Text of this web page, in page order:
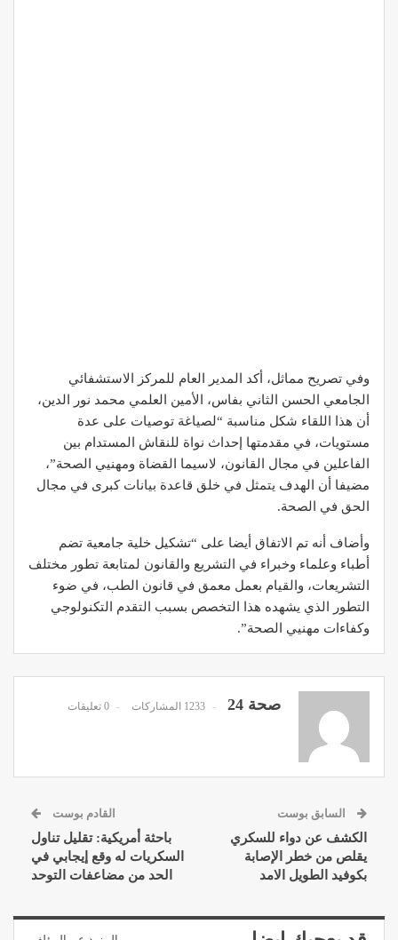
وفي تصريح مماثل، أكد المدير العام للمركز الاستشفائي
الجامعي الحسن الثاني بفاس، الأمين العلمي محمد نور الدين،
أن هذا اللقاء شكل مناسبة “لصياغة توصيات على عدة
مستويات، في مقدمتها إحداث نواة للنقاش المستدام بين
الفاعلين في مجال القانون، لاسيما القضاة ومهنيي الصحة”،
مضيفا أن الهدف يتمثل في خلق قاعدة بيانات كبرى في مجال
الحق في الصحة.
وأضاف أنه تم الاتفاق أيضا على “تشكيل خلية جامعية تضم
أطباء وعلماء وخبراء في التشريع والقانون لمتابعة تطور مختلف
التشريعات، والقيام بعمل معمق في قانون الطب، في ضوء
التطور الذي يشهده هذا التخصص بسبب التقدم التكنولوجي
وكفاءات مهنيي الصحة”.
صحة 24 1233 المشاركات 0 تعليقات
السابق بوست
الكشف عن دواء للسكري
يقلص من خطر الإصابة
بكوفيد الطويل الامد
القادم بوست
باحثة أمريكية: تقليل تناول
السكريات له وقع إيجابي في
الحد من مضاعفات التوحد